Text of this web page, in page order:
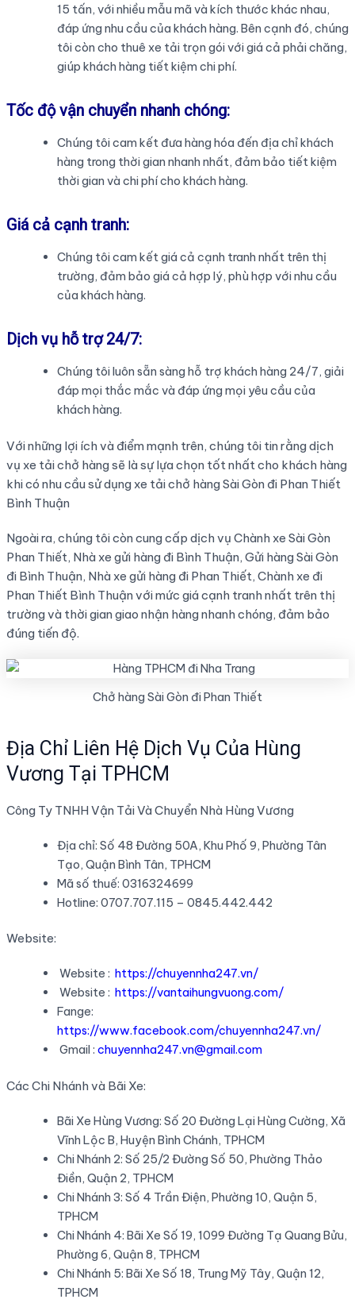
15 tấn, với nhiều mẫu mã và kích thước khác nhau,
đáp ứng nhu cầu của khách hàng. Bên cạnh đó, chúng
tôi còn cho thuê xe tải trọn gói với giá cả phải chăng,
giúp khách hàng tiết kiệm chi phí.
Tốc độ vận chuyển nhanh chóng:
Chúng tôi cam kết đưa hàng hóa đến địa chỉ khách
hàng trong thời gian nhanh nhất, đảm bảo tiết kiệm
thời gian và chi phí cho khách hàng.
Giá cả cạnh tranh:
Chúng tôi cam kết giá cả cạnh tranh nhất trên thị
trường, đảm bảo giá cả hợp lý, phù hợp với nhu cầu
của khách hàng.
Dịch vụ hỗ trợ 24/7:
Chúng tôi luôn sẵn sàng hỗ trợ khách hàng 24/7, giải
đáp mọi thắc mắc và đáp ứng mọi yêu cầu của
khách hàng.
Với những lợi ích và điểm mạnh trên, chúng tôi tin rằng dịch
vụ xe tải chở hàng sẽ là sự lựa chọn tốt nhất cho khách hàng
khi có nhu cầu sử dụng xe tải chở hàng Sài Gòn đi Phan Thiết
Bình Thuận
Ngoài ra, chúng tôi còn cung cấp dịch vụ Chành xe Sài Gòn
Phan Thiết, Nhà xe gửi hàng đi Bình Thuận, Gửi hàng Sài Gòn
đi Bình Thuận, Nhà xe gửi hàng đi Phan Thiết, Chành xe đi
Phan Thiết Bình Thuận với mức giá cạnh tranh nhất trên thị
trường và thời gian giao nhận hàng nhanh chóng, đảm bảo
đúng tiến độ.
Chở hàng Sài Gòn đi Phan Thiết
Địa Chỉ Liên Hệ Dịch Vụ Của Hùng
Vương Tại TPHCM
Công Ty TNHH Vận Tải Và Chuyển Nhà Hùng Vương
Địa chỉ: Số 48 Đường 50A, Khu Phố 9, Phường Tân
Tạo, Quận Bình Tân, TPHCM
Mã số thuế: 0316324699
Hotline: 0707.707.115 – 0845.442.442
Website:
Website : https://chuyennha247.vn/
Website : https://vantaihungvuong.com/
Fange:
https://www.facebook.com/chuyennha247.vn/
Gmail : chuyennha247.vn@gmail.com
Các Chi Nhánh và Bãi Xe:
Bãi Xe Hùng Vương: Số 20 Đường Lại Hùng Cường, Xã
Vĩnh Lộc B, Huyện Bình Chánh, TPHCM
Chi Nhánh 2: Số 25/2 Đường Số 50, Phường Thảo
Điền, Quận 2, TPHCM
Chi Nhánh 3: Số 4 Trần Điện, Phường 10, Quận 5,
TPHCM
Chi Nhánh 4: Bãi Xe Số 19, 1099 Đường Tạ Quang Bửu,
Phường 6, Quận 8, TPHCM
Chi Nhánh 5: Bãi Xe Số 18, Trung Mỹ Tây, Quận 12,
TPHCM